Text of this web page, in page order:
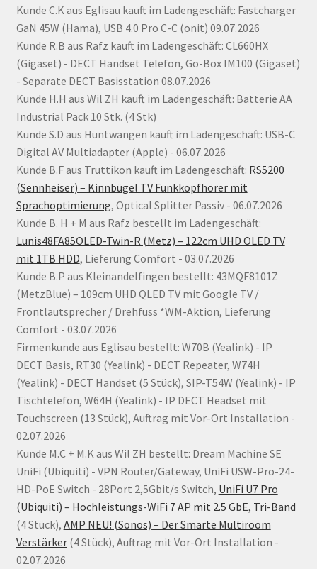
Kunde C.K aus Eglisau kauft im Ladengeschäft: Fastcharger
GaN 45W (Hama), USB 4.0 Pro C-C (onit) 09.07.2026
Kunde R.B aus Rafz kauft im Ladengeschäft: CL660HX
(Gigaset) - DECT Handset Telefon, Go-Box IM100 (Gigaset)
- Separate DECT Basisstation 08.07.2026
Kunde H.H aus Wil ZH kauft im Ladengeschäft: Batterie AA
Industrial Pack 10 Stk. (4 Stk)
Kunde S.D aus Hüntwangen kauft im Ladengeschäft: USB-C
Digital AV Multiadapter (Apple) - 06.07.2026
Kunde B.F aus Truttikon kauft im Ladengeschäft: RS5200
(Sennheiser) – Kinnbügel TV Funkkopfhörer mit
Sprachoptimierung, Optical Splitter Passiv - 06.07.2026
Kunde B. H + M aus Rafz bestellt im Ladengeschäft:
Lunis48FA85OLED-Twin-R (Metz) – 122cm UHD OLED TV
mit 1TB HDD, Lieferung Comfort - 03.07.2026
Kunde B.P aus Kleinandelfingen bestellt: 43MQF8101Z
(MetzBlue) – 109cm UHD QLED TV mit Google TV /
Frontlautsprecher / Drehfuss *WM-Aktion, Lieferung
Comfort - 03.07.2026
Firmenkunde aus Eglisau bestellt: W70B (Yealink) - IP
DECT Basis, RT30 (Yealink) - DECT Repeater, W74H
(Yealink) - DECT Handset (5 Stück), SIP-T54W (Yealink) - IP
Tischtelefon, W64H (Yealink) - IP DECT Headset mit
Touchscreen (13 Stück), Auftrag mit Vor-Ort Installation -
02.07.2026
Kunde M.C + M.K aus Wil ZH bestellt: Dream Machine SE
UniFi (Ubiquiti) - VPN Router/Gateway, UniFi USW-Pro-24-
HD-PoE Switch - 28Port 2,5Gbit/s Switch, UniFi U7 Pro
(Ubiquiti) – Hochleistungs-WiFi 7 AP mit 2.5 GbE, Tri-Band
(4 Stück), AMP NEU! (Sonos) – Der Smarte Multiroom
Verstärker(4 Stück), Auftrag mit Vor-Ort Installation -
02.07.2026